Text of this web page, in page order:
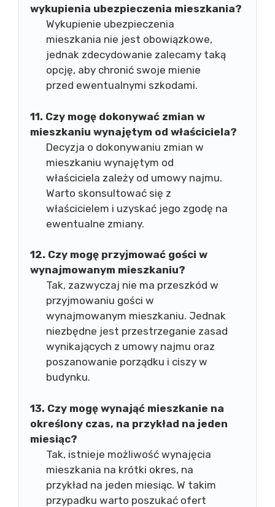
wykupienia ubezpieczenia mieszkania?
Wykupienie ubezpieczenia
mieszkania nie jest obowiązkowe,
jednak zdecydowanie zalecamy taką
opcję, aby chronić swoje mienie
przed ewentualnymi szkodami.
11. Czy mogę dokonywać zmian w
mieszkaniu wynajętym od właściciela?
Decyzja o dokonywaniu zmian w
mieszkaniu wynajętym od
właściciela zależy od umowy najmu.
Warto skonsultować się z
właścicielem i uzyskać jego zgodę na
ewentualne zmiany.
12. Czy mogę przyjmować gości w
wynajmowanym mieszkaniu?
Tak, zazwyczaj nie ma przeszkód w
przyjmowaniu gości w
wynajmowanym mieszkaniu. Jednak
niezbędne jest przestrzeganie zasad
wynikających z umowy najmu oraz
poszanowanie porządku i ciszy w
budynku.
13. Czy mogę wynająć mieszkanie na
określony czas, na przykład na jeden
miesiąc?
Tak, istnieje możliwość wynajęcia
mieszkania na krótki okres, na
przykład na jeden miesiąc. W takim
przypadku warto poszukać ofert